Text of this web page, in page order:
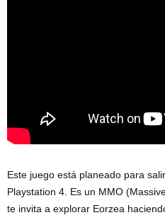
Este juego está planeado para
Playstation 4. Es un MMO
te invita a explorar Eorzea